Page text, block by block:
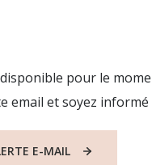
pour le
et soyez
E-MAIL